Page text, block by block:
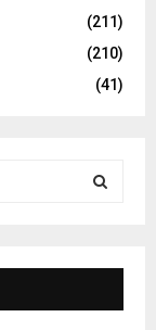
(211)
(210)
(41)
E
A